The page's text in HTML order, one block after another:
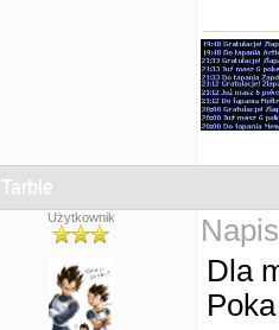
Tarble
Użytkownik
Dla